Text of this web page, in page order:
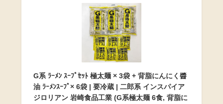
G系 ﾗｰﾒﾝ ｽｰﾌﾟｾｯﾄ 極太麺 × 3袋 + 背脂にんにく醬
油 ﾗｰﾒﾝｽｰﾌﾟ× 6袋 | 要冷蔵 | 二郎系 インスパイア
ジロリアン 岩崎食品工業 (G系極太麺 6食, 背脂に